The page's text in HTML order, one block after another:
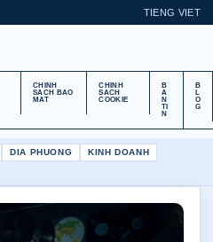
TIENG VIET
CHINH
SACH BAO
MAT
CHINH
SACH
COOKIE
B
A
N
TI
N
B
L
O
G
DIA PHUONG
KINH DOANH